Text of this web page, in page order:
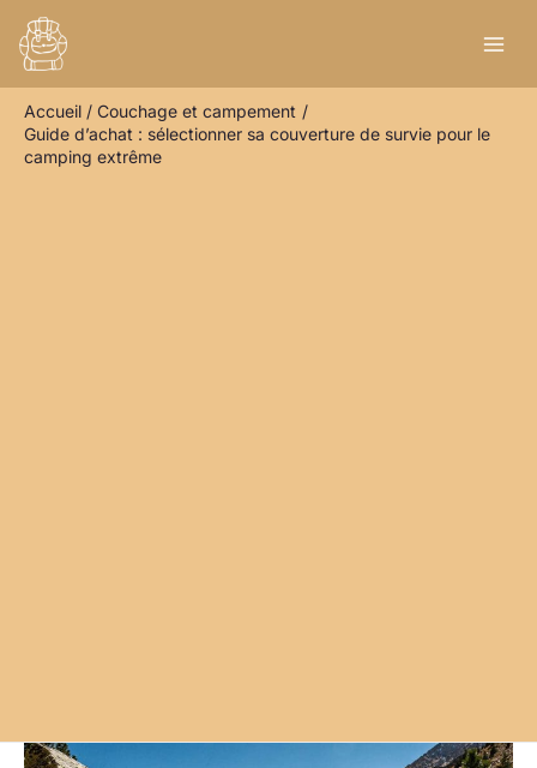
contenu
Accueil
Couchage et campement
Guide d’achat : sélectionner sa couverture de survie pour le
camping extrême
e
h
e